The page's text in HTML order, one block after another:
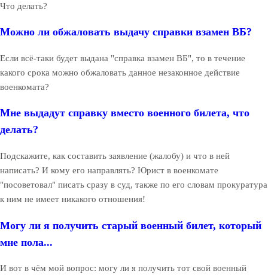
Что делать?
Можно ли обжаловать выдачу справки взамен ВБ?
Если всё-таки будет выдана "справка взамен ВБ", то в течение
какого срока можно обжаловать данное незаконное действие
военкомата?
Мне выдадут справку вместо военного билета, что
делать?
Подскажите, как составить заявление (жалобу) и что в ней
написать? И кому его направлять? Юрист в военкомате
"посоветовал" писать сразу в суд, также по его словам прокуратура
к ним не имеет никакого отношения!
Могу ли я получить старый военный билет, который
мне пола...
И вот в чём мой вопрос: могу ли я получить тот свой военный